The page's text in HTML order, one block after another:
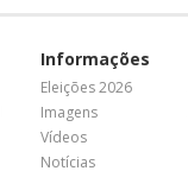
Informações
Eleições 2026
Imagens
Vídeos
Notícias